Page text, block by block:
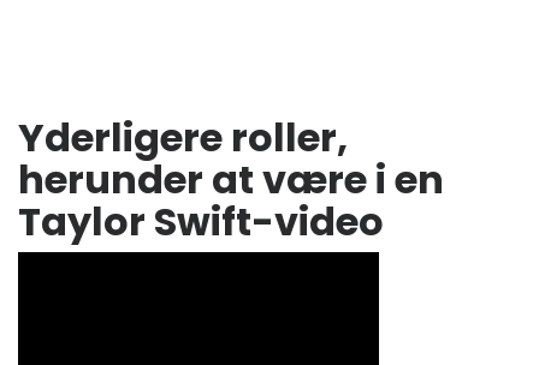
Yderligere roller,
herunder at være i en
Taylor Swift-video